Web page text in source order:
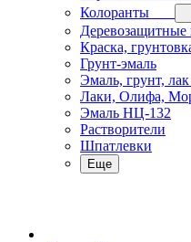
Колоранты
Деревозащитные
Краска,
Грунт-эмаль
Эмаль, грунт,
Лаки, Олифа,
Эмаль НЦ-132
Растворители
Шпатлевки
Еще